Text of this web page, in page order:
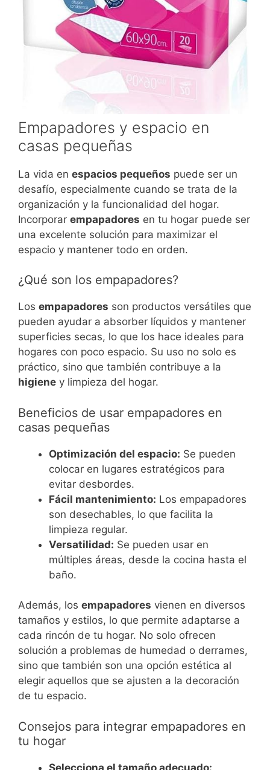
Empapadores y espacio en
casas pequeñas
La vida en espacios pequeños puede ser un
desafío, especialmente cuando se trata de la
organización y la funcionalidad del hogar.
Incorporar empapadores en tu hogar puede ser
una excelente solución para maximizar el
espacio y mantener todo en orden.
¿Qué son los empapadores?
Los empapadores son productos versátiles que
pueden ayudar a absorber líquidos y mantener
superficies secas, lo que los hace ideales para
hogares con poco espacio. Su uso no solo es
práctico, sino que también contribuye a la
higiene y limpieza del hogar.
Beneficios de usar empapadores en
casas pequeñas
Optimización del espacio: Se pueden
colocar en lugares estratégicos para
evitar desbordes.
Fácil mantenimiento: Los empapadores
son desechables, lo que facilita la
limpieza regular.
Versatilidad: Se pueden usar en
múltiples áreas, desde la cocina hasta el
baño.
Además, los empapadores vienen en diversos
tamaños y estilos, lo que permite adaptarse a
cada rincón de tu hogar. No solo ofrecen
solución a problemas de humedad o derrames,
sino que también son una opción estética al
elegir aquellos que se ajusten a la decoración
de tu espacio.
Consejos para integrar empapadores en
tu hogar
Selecciona el tamaño adecuado: